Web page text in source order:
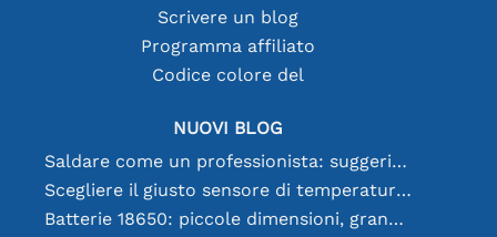
Scrivere un blog
Programma affiliato
Codice colore del
NUOVI BLOG
Saldare come un professionista: suggerimenti per connessioni elettroniche perfette
Scegliere il giusto sensore di temperatura [youtube]
Batterie 18650: piccole dimensioni, grandi prestazioni